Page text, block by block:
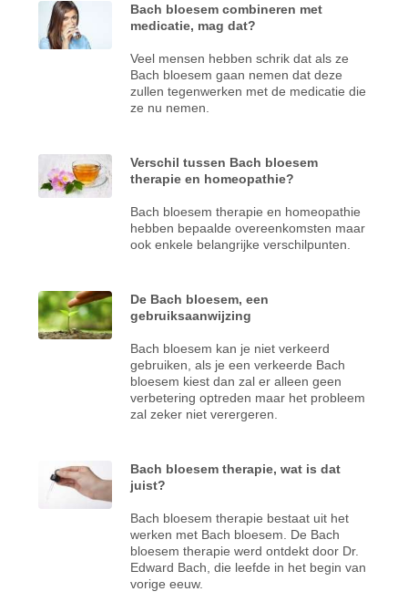
Bach bloesem combineren met
medicatie, mag dat?
Veel mensen hebben schrik dat als ze
Bach bloesem gaan nemen dat deze
zullen tegenwerken met de medicatie die
ze nu nemen.
Verschil tussen Bach bloesem
therapie en homeopathie?
Bach bloesem therapie en homeopathie
hebben bepaalde overeenkomsten maar
ook enkele belangrijke verschilpunten.
De Bach bloesem, een
gebruiksaanwijzing
Bach bloesem kan je niet verkeerd
gebruiken, als je een verkeerde Bach
bloesem kiest dan zal er alleen geen
verbetering optreden maar het probleem
zal zeker niet verergeren.
Bach bloesem therapie, wat is dat
juist?
Bach bloesem therapie bestaat uit het
werken met Bach bloesem. De Bach
bloesem therapie werd ontdekt door Dr.
Edward Bach, die leefde in het begin van
vorige eeuw.